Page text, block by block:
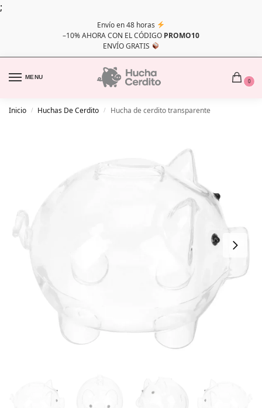
;
Envío en 48 horas
–10% AHORA CON EL CÓDIGO PROMO10
ENVÍO GRATIS
MENU
0
Inicio / Huchas De Cerdito / Hucha de cerdito transparente